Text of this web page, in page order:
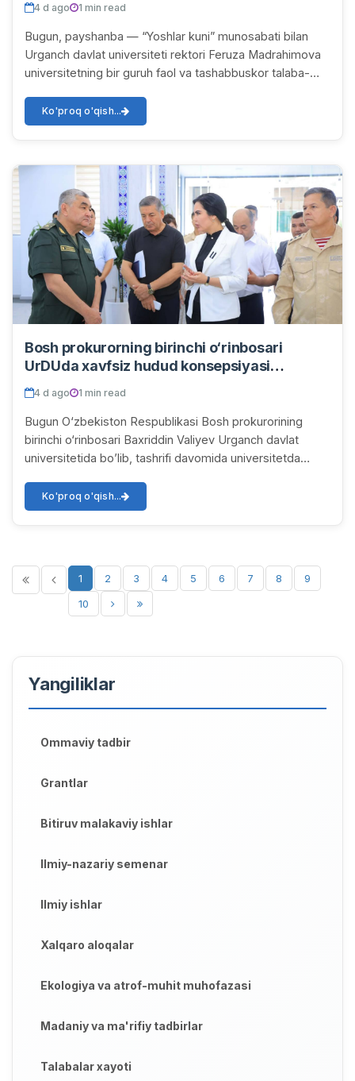
4 d ago 1 min read
Bugun, payshanba — “Yoshlar kuni” munosabati bilan
Urganch davlat universiteti rektori Feruza Madrahimova
universitetning bir guruh faol va tashabbuskor talaba-
Ko'proq o'qish...
Bosh prokurorning birinchi o‘rinbosari
UrDUda xavfsiz hudud konsepsiyasi
bo‘yicha amaliy ishlar bilan tanishdi
4 d ago 1 min read
Bugun O‘zbekiston Respublikasi Bosh prokurorining
birinchi o‘rinbosari Baxriddin Valiyev Urganch davlat
universitetida bo’lib, tashrifi davomida universitetda
Ko'proq o'qish...
1 2 3 4 5 6 7 8
9
10
Yangiliklar
Ommaviy tadbir
Grantlar
Bitiruv malakaviy ishlar
Ilmiy-nazariy semenar
Ilmiy ishlar
Xalqaro aloqalar
Ekologiya va atrof-muhit muhofazasi
Madaniy va ma'rifiy tadbirlar
Talabalar xayoti